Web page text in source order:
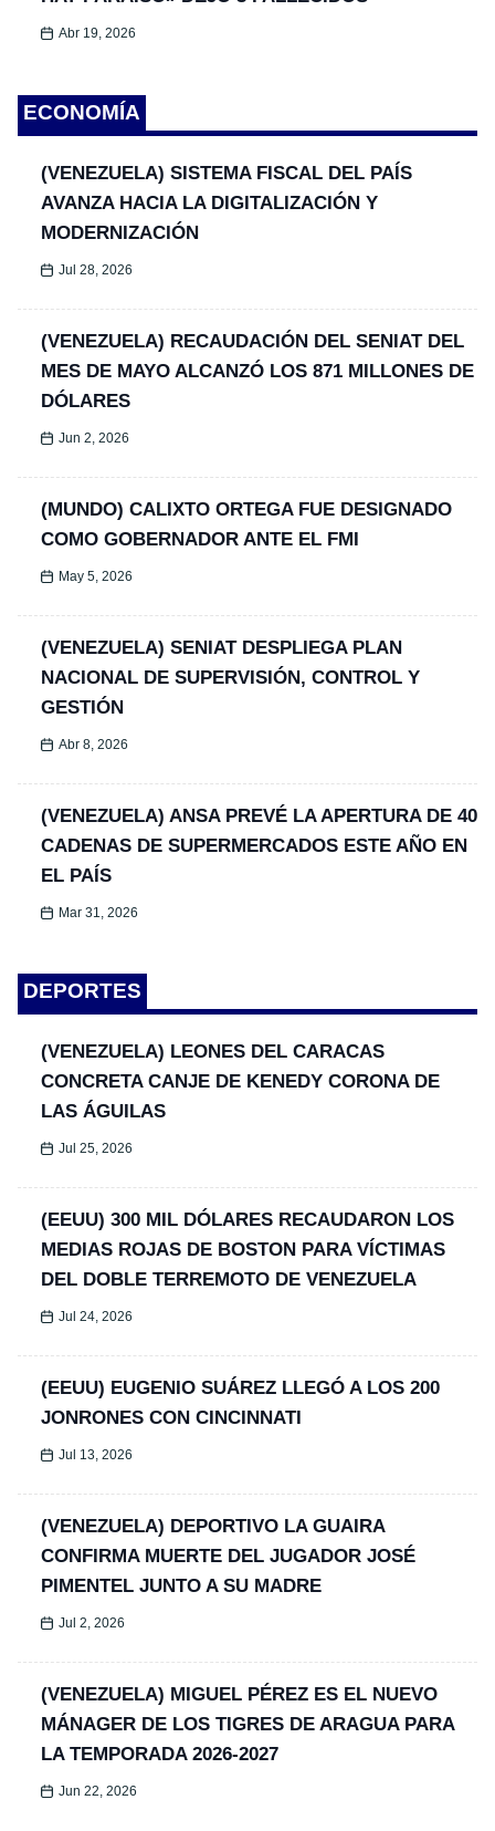
Abr 19, 2026
ECONOMÍA
(VENEZUELA) SISTEMA FISCAL DEL PAÍS
AVANZA HACIA LA DIGITALIZACIÓN Y
MODERNIZACIÓN
Jul 28, 2026
(VENEZUELA) RECAUDACIÓN DEL SENIAT DEL
MES DE MAYO ALCANZÓ LOS 871 MILLONES DE
DÓLARES
Jun 2, 2026
(MUNDO) CALIXTO ORTEGA FUE DESIGNADO
COMO GOBERNADOR ANTE EL FMI
May 5, 2026
(VENEZUELA) SENIAT DESPLIEGA PLAN
NACIONAL DE SUPERVISIÓN, CONTROL Y
GESTIÓN
Abr 8, 2026
(VENEZUELA) ANSA PREVÉ LA APERTURA DE 40
CADENAS DE SUPERMERCADOS ESTE AÑO EN
EL PAÍS
Mar 31, 2026
DEPORTES
(VENEZUELA) LEONES DEL CARACAS
CONCRETA CANJE DE KENEDY CORONA DE
LAS ÁGUILAS
Jul 25, 2026
(EEUU) 300 MIL DÓLARES RECAUDARON LOS
MEDIAS ROJAS DE BOSTON PARA VÍCTIMAS
DEL DOBLE TERREMOTO DE VENEZUELA
Jul 24, 2026
(EEUU) EUGENIO SUÁREZ LLEGÓ A LOS 200
JONRONES CON CINCINNATI
Jul 13, 2026
(VENEZUELA) DEPORTIVO LA GUAIRA
CONFIRMA MUERTE DEL JUGADOR JOSÉ
PIMENTEL JUNTO A SU MADRE
Jul 2, 2026
(VENEZUELA) MIGUEL PÉREZ ES EL NUEVO
MÁNAGER DE LOS TIGRES DE ARAGUA PARA
LA TEMPORADA 2026-2027
Jun 22, 2026